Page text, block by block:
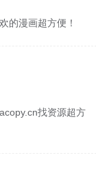
的漫画超方便！
找资源超方